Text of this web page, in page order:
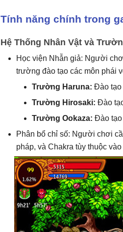
Tính năng chính trong
Hệ Thống Nhân Vật và
Học viện Nhẫn giả: Người
trường đào tạo các môn phái
Trường Haruna: Đào tạo
Trường Hirosaki: Đào
Trường Ookaza: Đào tạo
Phân bổ chỉ số: Người chơi
pháp, và Chakra tùy thuộc